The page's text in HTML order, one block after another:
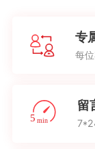
专
每
留